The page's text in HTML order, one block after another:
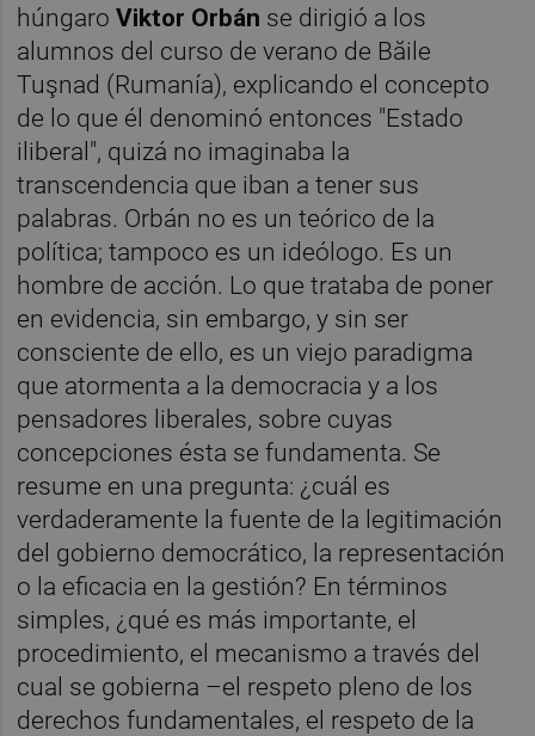
húngaroViktor Orbán se dirigió a los
alumnos del curso de verano de Băile
Tuşnad (Rumanía), explicando el concepto
de lo que él denominó entonces "Estado
iliberal", quizá no imaginaba la
transcendencia que iban a tener sus
palabras. Orbán no es un teórico de la
política; tampoco es un ideólogo. Es un
hombre de acción. Lo que trataba de poner
en evidencia, sin embargo, y sin ser
consciente de ello, es un viejo paradigma
que atormenta a la democracia y a los
pensadores liberales, sobre cuyas
concepciones ésta se fundamenta. Se
resume en una pregunta: ¿cuál es
verdaderamente la fuente de la legitimación
del gobierno democrático, la representación
o la eficacia en la gestión? En términos
simples, ¿qué es más importante, el
procedimiento, el mecanismo a través del
cual se gobierna –el respeto pleno de los
derechos fundamentales, el respeto de la